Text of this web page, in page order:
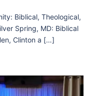
Biblical, Theological,
Spring, MD: Biblical
Clinton a […]